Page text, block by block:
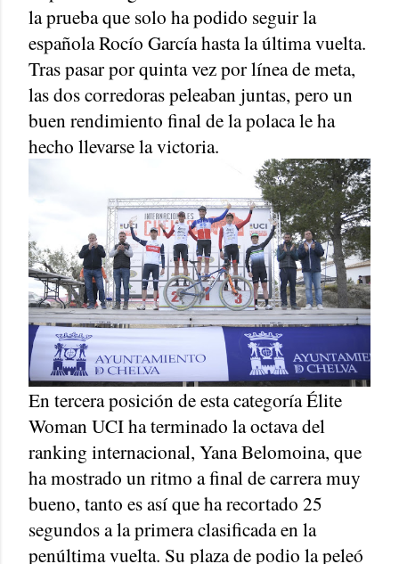
la prueba que solo ha podido seguir la
española Rocío García hasta la última vuelta.
Tras pasar por quinta vez por línea de meta,
las dos corredoras peleaban juntas, pero un
buen rendimiento final de la polaca le ha
hecho llevarse la victoria.
En tercera posición de esta categoría Élite
Woman UCI ha terminado la octava del
ranking internacional, Yana Belomoina, que
ha mostrado un ritmo a final de carrera muy
bueno, tanto es así que ha recortado 25
segundos a la primera clasificada en la
penúltima vuelta. Su plaza de podio la peleó